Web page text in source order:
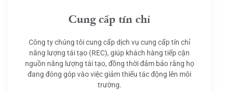
Cung cấp tín chỉ
Công ty chúng tôi cung cấp dịch vụ cung cấp tín chỉ
năng lượng tái tạo (REC), giúp khách hàng tiếp cận
nguồn năng lượng tái tạo, đồng thời đảm bảo rằng họ
đang đóng góp vào việc giảm thiểu tác động lên môi
trường.